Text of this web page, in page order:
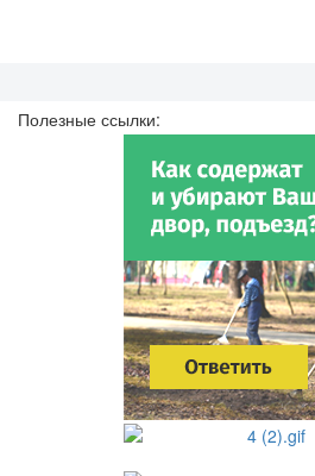
Полезные ссылки: